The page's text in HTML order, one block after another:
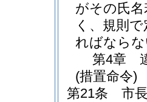
がその氏
く、規則
ればなら
第4章
(措置命令)
第21条
市